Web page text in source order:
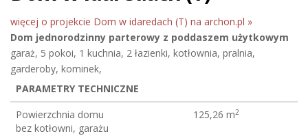
więcej o projekcie Dom w idaredach (T) na archon.pl »
Dom jednorodzinny parterowy z poddaszem użytkowym
garaż, 5 pokoi, 1 kuchnia, 2 łazienki, kotłownia, pralnia,
garderoby, kominek,
PARAMETRY TECHNICZNE
Powierzchnia domu
bez kotłowni, garażu
125,26 m2